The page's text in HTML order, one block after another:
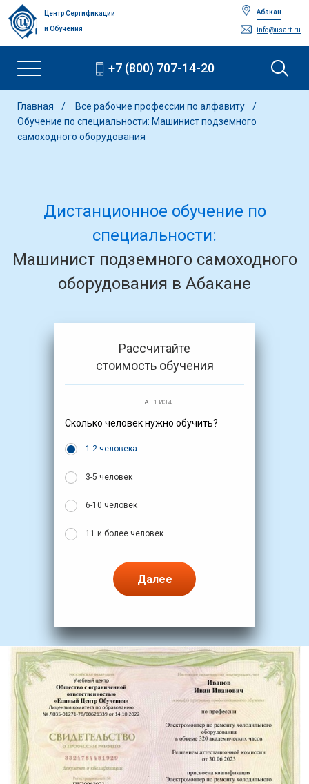
Центр Сертификации
и Обучения
Абакан
info@usart.ru
+7 (800) 707-14-20
Главная
Все рабочие профессии по алфавиту
Обучение по специальности: Машинист подземного
самоходного оборудования
Дистанционное обучение по
специальности:
Машинист подземного самоходного
оборудования в Абакане
Рассчитайте
стоимость обучения
ШАГ 1 ИЗ 4
Сколько человек нужно обучить?
1-2 человека
3-5 человек
6-10 человек
11 и более человек
Далее